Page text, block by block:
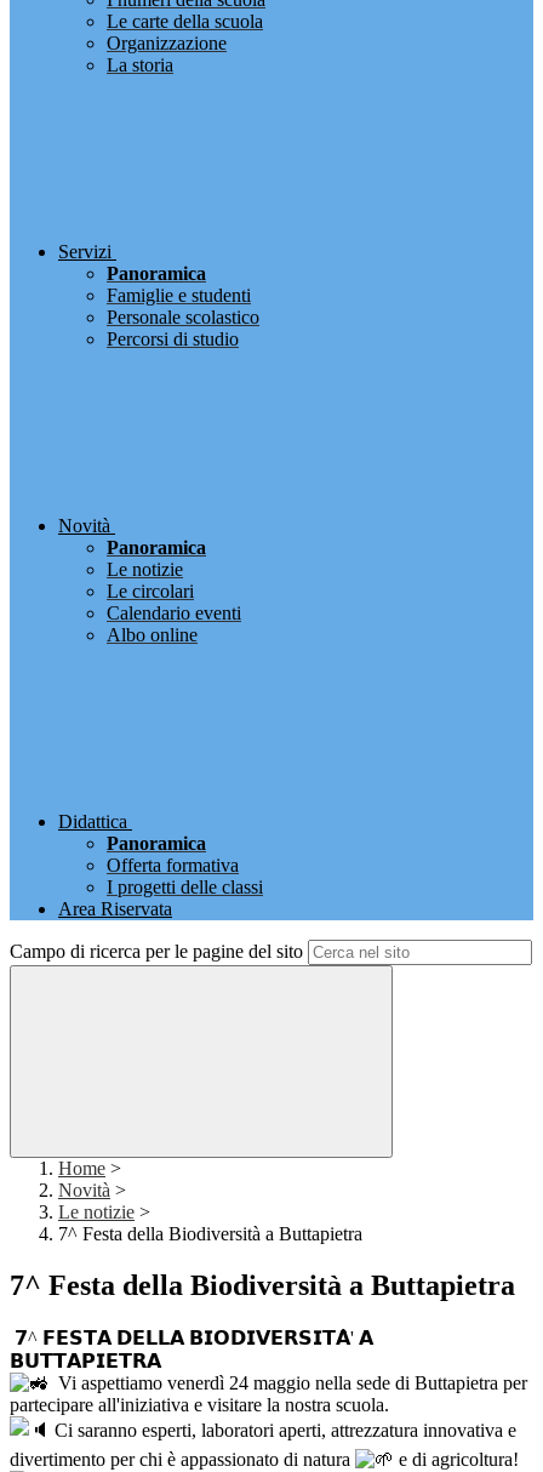
Le carte della scuola
Organizzazione
La storia
Servizi
Panoramica
Famiglie e studenti
Personale scolastico
Percorsi di studio
Novità
Panoramica
Le notizie
Le circolari
Calendario eventi
Albo online
Didattica
Panoramica
Offerta formativa
I progetti delle classi
Area Riservata
Campo di ricerca per le pagine del sito
Home >
Novità >
Le notizie >
7^ Festa della Biodiversità a Buttapietra
7^ Festa della Biodiversità a Buttapietra
𝟳^ 𝗙𝗘𝗦𝗧𝗔 𝗗𝗘𝗟𝗟𝗔 𝗕𝗜𝗢𝗗𝗜𝗩𝗘𝗥𝗦𝗜𝗧𝗔̀' 𝗔
𝗕𝗨𝗧𝗧𝗔𝗣𝗜𝗘𝗧𝗥𝗔
Vi aspettiamo venerdì 24 maggio nella sede di Buttapietra per
partecipare all'iniziativa e visitare la nostra scuola.
Ci saranno esperti, laboratori aperti, attrezzatura innovativa e
divertimento per chi è appassionato di natura
e di agricoltura!